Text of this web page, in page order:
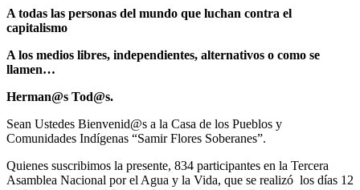
A todas las personas del mundo que luchan contra el
capitalismo
A los medios libres, independientes, alternativos o como se
llamen…
Herman@s Tod@s.
Sean Ustedes Bienvenid@s a la Casa de los Pueblos y
Comunidades Indígenas “Samir Flores Soberanes”.
Quienes suscribimos la presente, 834 participantes en la Tercera
Asamblea Nacional por el Agua y la Vida, que se realizó los días 12